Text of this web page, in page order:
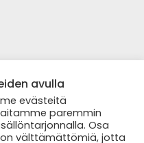
avulla
evästeitä
paremmin
Osa
välttämättömiä, jotta